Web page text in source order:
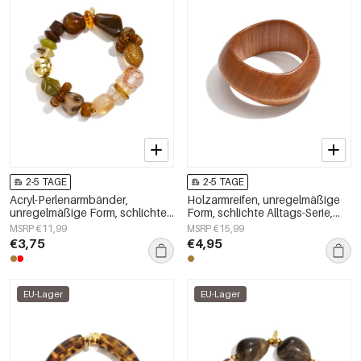
2-5 TAGE
Acryl-Perlenarmbänder,
unregelmäßige Form, schlichte
Alltagsserie, Damenschmuck
MSRP €11,99
€3,75
2-5 TAGE
Holzarmreifen, unregelmäßige
Form, schlichte Alltags-Serie,
Damenschmuck
MSRP €15,99
€4,95
EU-Lager EU-Lager